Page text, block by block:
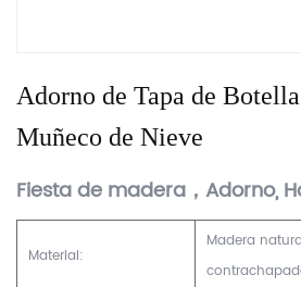
Adorno de Tapa de
Muñeco de Nieve
Fiesta de madera，Adorno,
Material:
Madera